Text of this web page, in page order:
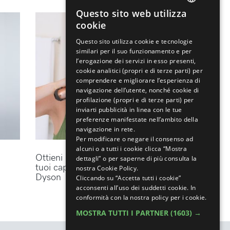
Ottieni lo styling perfetto per i
tuoi capelli con gli accessori
Dyson
Questo sito web utilizza
cookie
Questo sito utilizza cookie e tecnologie
similari per il suo funzionamento e per
l’erogazione dei servizi in esso presenti,
cookie analitici (propri e di terze parti) per
comprendere e migliorare l’esperienza di
navigazione dell’utente, nonché cookie di
profilazione (propri e di terze parti) per
inviarti pubblicità in linea con le tue
preferenze manifestate nell’ambito della
navigazione in rete.
Per modificare o negare il consenso ad
alcuni o a tutti i cookie clicca “Mostra
dettagli” o per saperne di più consulta la
nostra Cookie Policy.
Cliccando su “Accetta tutti i cookie”
acconsenti all’uso dei suddetti cookie. In
conformità con la nostra policy per i cookie.
MOSTRA TUTTI I PARTNER (1603) →